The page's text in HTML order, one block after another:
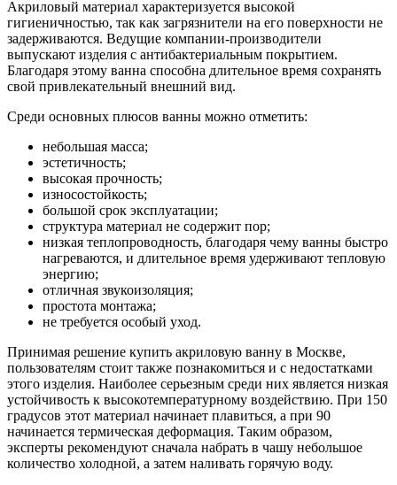
Акриловый материал характеризуется высокой
гигиеничностью, так как загрязнители на его поверхности не
задерживаются. Ведущие компании-производители
выпускают изделия с антибактериальным покрытием.
Благодаря этому ванна способна длительное время сохранять
свой привлекательный внешний вид.
Среди основных плюсов ванны можно отметить:
небольшая масса;
эстетичность;
высокая прочность;
износостойкость;
большой срок эксплуатации;
структура материал не содержит пор;
низкая теплопроводность, благодаря чему ванны быстро
нагреваются, и длительное время удерживают тепловую
энергию;
отличная звукоизоляция;
простота монтажа;
не требуется особый уход.
Принимая решение купить акриловую ванну в Москве,
пользователям стоит также познакомиться и с недостатками
этого изделия. Наиболее серьезным среди них является низкая
устойчивость к высокотемпературному воздействию. При 150
градусов этот материал начинает плавиться, а при 90
начинается термическая деформация. Таким образом,
эксперты рекомендуют сначала набрать в чашу небольшое
количество холодной, а затем наливать горячую воду.